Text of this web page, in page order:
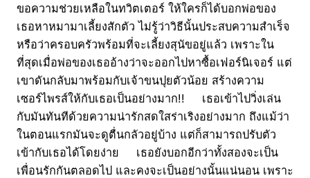
ขอความช่วยเหลือในทวิตเตอร์ ให้ใครก็ได้บอกพ่อของ
เธอหาหมามาเลี้ยงสักตัว ไม่รู้ว่าวิธีนั้นประสบความสำเร็จ
หรือว่าครอบครัวพร้อมที่จะเลี้ยงสุนัขอยู่แล้ว เพราะใน
ที่สุดเมื่อพ่อของเธออ้างว่าจะออกไปหาซื้อเฟอร์นิเจอร์ แต่
เขาดันกลับมาพร้อมกับเจ้าขนปุยตัวน้อย สร้างความ
เซอร์ไพรส์ให้กับเธอเป็นอย่างมาก!! เธอเข้าไปวิ่งเล่น
กับมันทันทีด้วยความน่ารักสดใสร่าเริงอย่างมาก ถึงแม้ว่า
ในตอนแรกมันจะดูตื่นกลัวอยู่บ้าง แต่ก็สามารถปรับตัว
เข้ากับเธอได้โดยง่าย เธอยังบอกอีกว่าทั้งสองจะเป็น
เพื่อนรักกันตลอดไป และคงจะเป็นอย่างนั้นแน่นอน เพราะ